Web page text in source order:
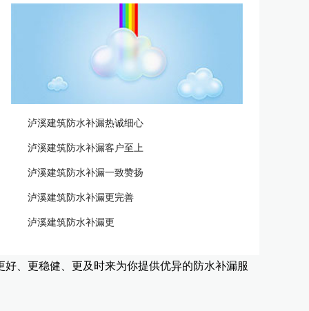
泸溪建筑防水补漏热诚细心
泸溪建筑防水补漏客户至上
泸溪建筑防水补漏一致赞扬
泸溪建筑防水补漏更完善
泸溪建筑防水补漏更
、更稳健、更及时来为你提供优异的防水补漏服